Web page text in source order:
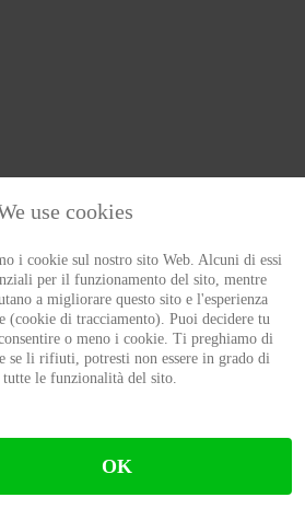
use cookies
i cookie sul nostro sito Web. Alcuni di essi
per il funzionamento del sito, mentre
a migliorare questo sito e l'esperienza
(cookie di tracciamento). Puoi decidere tu
consentire o meno i cookie. Ti preghiamo di
se li rifiuti, potresti non essere in grado di
le funzionalità del sito.
OK